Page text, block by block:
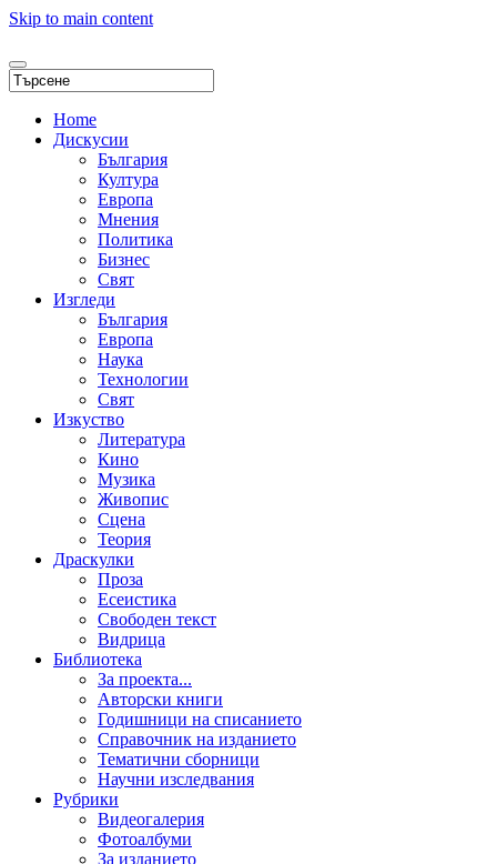
Skip to main content
Home
Дискусии
България
Култура
Европа
Мнения
Политика
Бизнес
Свят
Изгледи
България
Европа
Наука
Технологии
Свят
Изкуство
Литература
Кино
Музика
Живопис
Сцена
Теория
Драскулки
Проза
Есеистика
Свободен текст
Видрица
Библиотека
За проекта...
Авторски книги
Годишници на списанието
Справочник на изданието
Тематични сборници
Научни изследвания
Рубрики
Видеогалерия
Фотоалбуми
За изданието